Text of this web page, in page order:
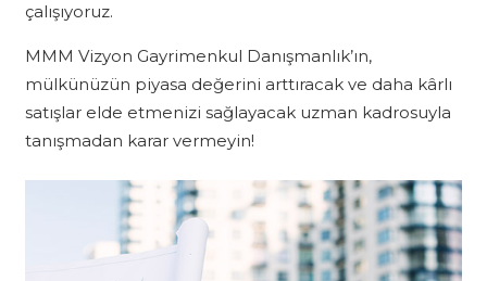
çalışıyoruz.
MMM Vizyon Gayrimenkul Danışmanlık’ın,
mülkünüzün piyasa değerini arttıracak ve daha kârlı
satışlar elde etmenizi sağlayacak uzman kadrosuyla
tanışmadan karar vermeyin!